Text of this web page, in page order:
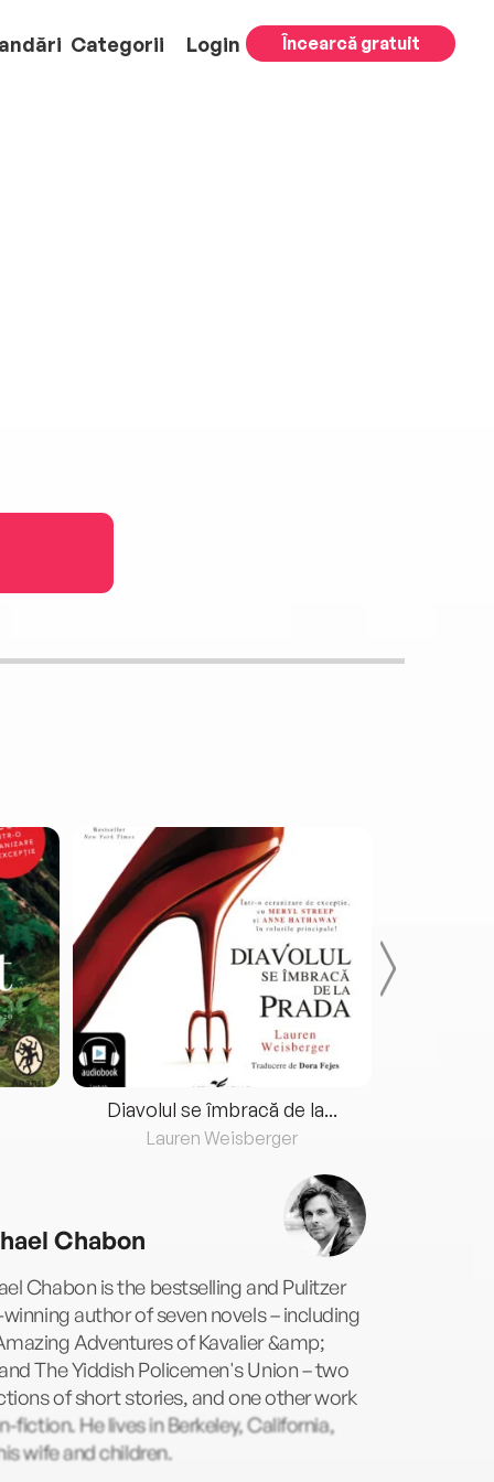
Categorii Login Încearcă gratuit
Diavolul se îmbracă de la...
Lauren Weisberger
Chabon
Chabon is the bestselling and Pulitzer
author of seven novels – including
Adventures of Kavalier &amp;
The Yiddish Policemen's Union – two
of short stories, and one other work
fiction. He lives in Berkeley, California,
wife and children.